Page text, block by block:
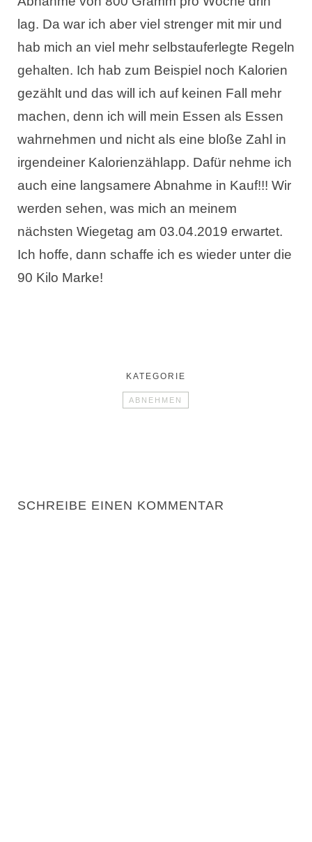
lag. Da war ich aber viel strenger mit mir und
hab mich an viel mehr selbstauferlegte Regeln
gehalten. Ich hab zum Beispiel noch Kalorien
gezählt und das will ich auf keinen Fall mehr
machen, denn ich will mein Essen als Essen
wahrnehmen und nicht als eine bloße Zahl in
irgendeiner Kalorienzählapp. Dafür nehme ich
auch eine langsamere Abnahme in Kauf!!! Wir
werden sehen, was mich an meinem
nächsten Wiegetag am 03.04.2019 erwartet.
Ich hoffe, dann schaffe ich es wieder unter die
90 Kilo Marke!
KATEGORIE
ABNEHMEN
SCHREIBE EINEN KOMMENTAR